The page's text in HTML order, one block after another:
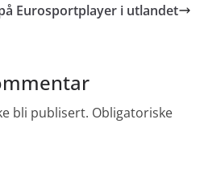
Eurosportplayer i utlandet
bli publisert. Obligatoriske